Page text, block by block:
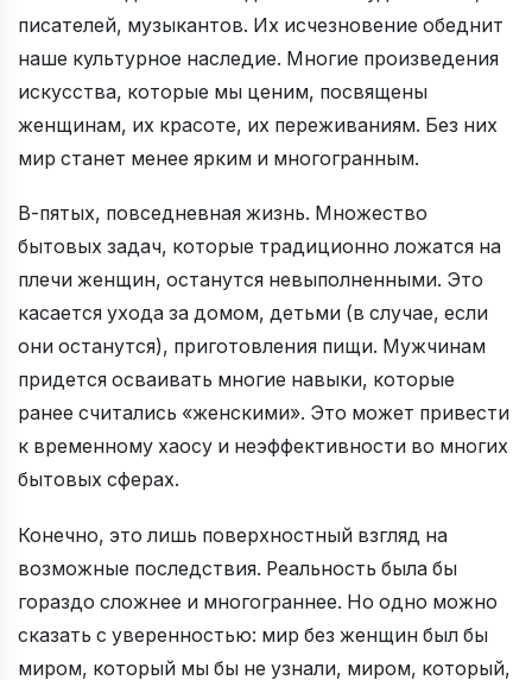
писателей, музыкантов. Их исчезновение обеднит
наше культурное наследие. Многие произведения
искусства, которые мы ценим, посвящены
женщинам, их красоте, их переживаниям. Без них
мир станет менее ярким и многогранным.
В-пятых, повседневная жизнь. Множество
бытовых задач, которые традиционно ложатся на
плечи женщин, останутся невыполненными. Это
касается ухода за домом, детьми (в случае, если
они останутся), приготовления пищи. Мужчинам
придется осваивать многие навыки, которые
ранее считались «женскими». Это может привести
к временному хаосу и неэффективности во многих
бытовых сферах.
Конечно, это лишь поверхностный взгляд на
возможные последствия. Реальность была бы
гораздо сложнее и многограннее. Но одно можно
сказать с уверенностью: мир без женщин был бы
миром, который мы бы не узнали, миром, который,